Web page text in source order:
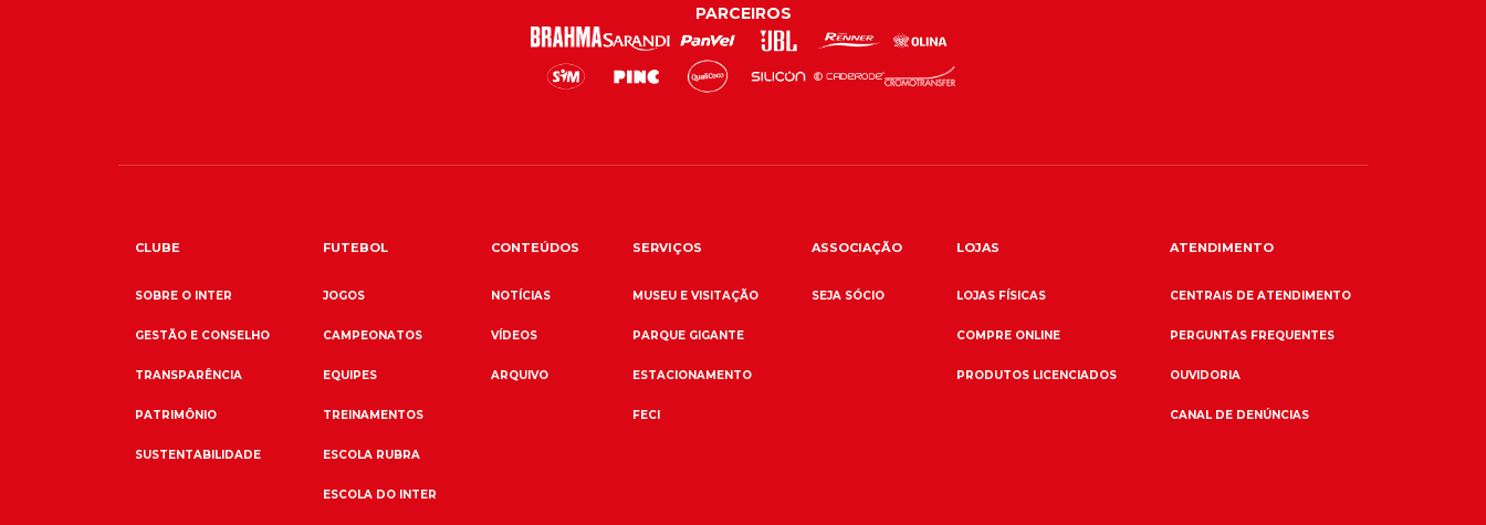
PARCEIROS
CLUBE
SOBRE O INTER
GESTÃO E CONSELHO
TRANSPARÊNCIA
PATRIMÔNIO
SUSTENTABILIDADE
FUTEBOL
JOGOS
CAMPEONATOS
EQUIPES
TREINAMENTOS
ESCOLA RUBRA
ESCOLA DO INTER
CONTEÚDOS
NOTÍCIAS
VÍDEOS
ARQUIVO
SERVIÇOS
MUSEU E VISITAÇÃO
PARQUE GIGANTE
ESTACIONAMENTO
FECI
ASSOCIAÇÃO
SEJA SÓCIO
LOJAS
LOJAS FÍSICAS
COMPRE ONLINE
PRODUTOS LICENCIADOS
ATENDIMENTO
CENTRAIS DE ATENDIMENTO
PERGUNTAS FREQUENTES
OUVIDORIA
CANAL DE DENÚNCIAS